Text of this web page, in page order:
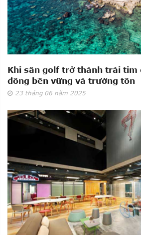
Khi sân golf trở thành trái tim
đồng bền vững và trường tồn
23 tháng 06 năm 2025